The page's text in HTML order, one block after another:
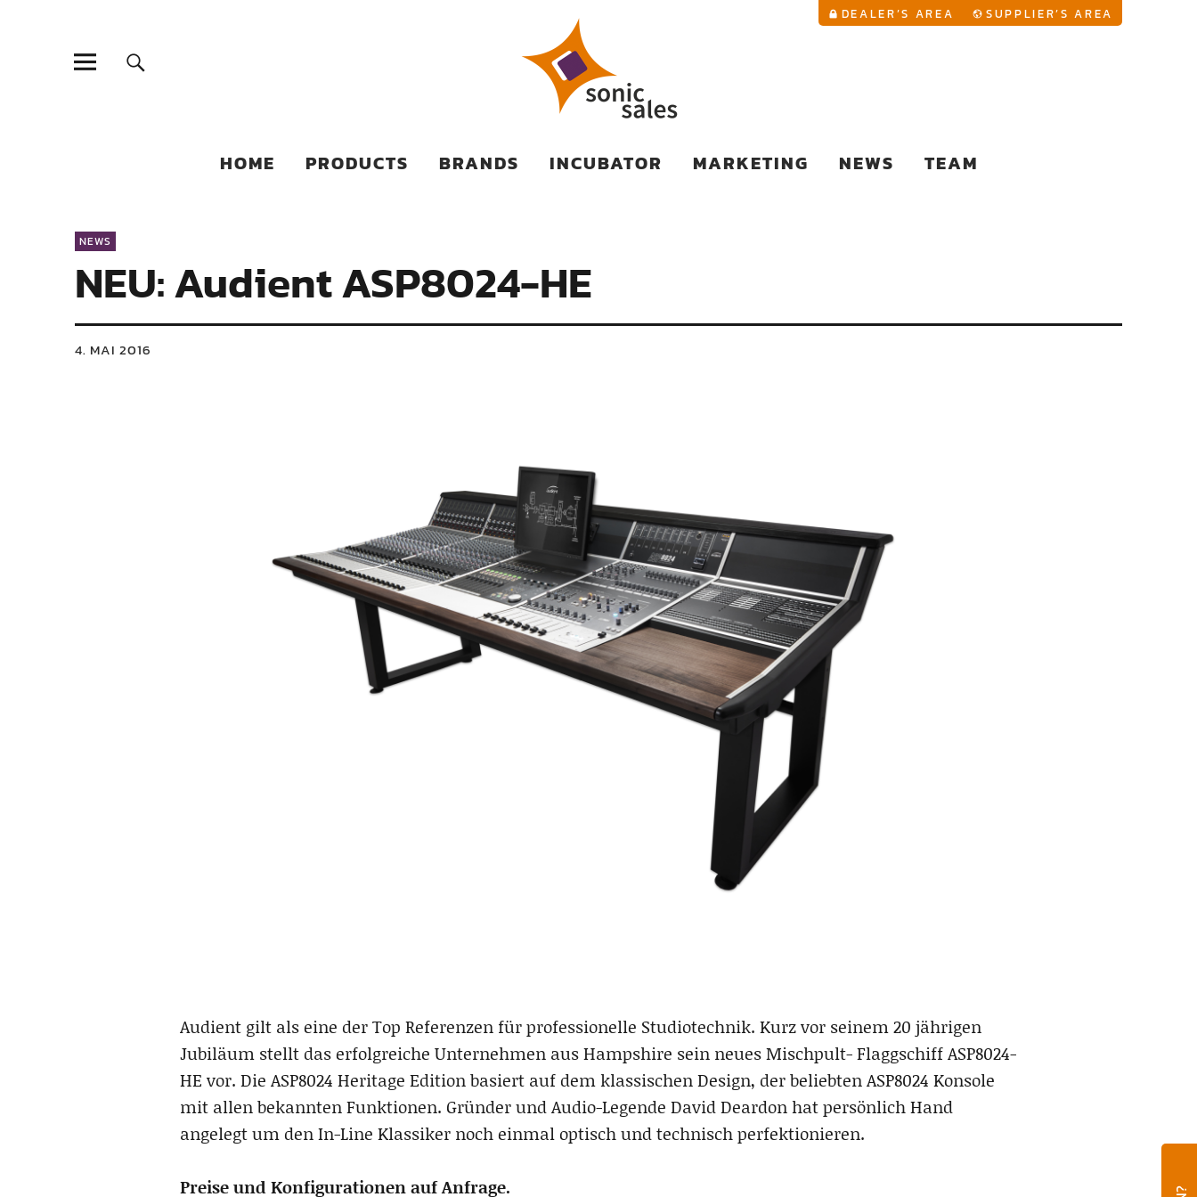
Sonic Sales
DEALER’S AREA SUPPLIER’S AREA
HOME PRODUCTS BRANDS INCUBATOR MARKETING NEWS TEAM
NEWS
NEU: Audient ASP8024-HE
4. MAI 2016
Audient gilt als eine der Top Referenzen für professionelle Studiotechnik. Kurz vor seinem 20 jährigen
Jubiläum stellt das erfolgreiche Unternehmen aus Hampshire sein neues Mischpult- Flaggschiff ASP8024-
HE vor. Die ASP8024 Heritage Edition basiert auf dem klassischen Design, der beliebten ASP8024 Konsole
mit allen bekannten Funktionen. Gründer und Audio-Legende David Deardon hat persönlich Hand
angelegt um den In-Line Klassiker noch einmal optisch und technisch perfektionieren.
Preise und Konfigurationen auf Anfrage.